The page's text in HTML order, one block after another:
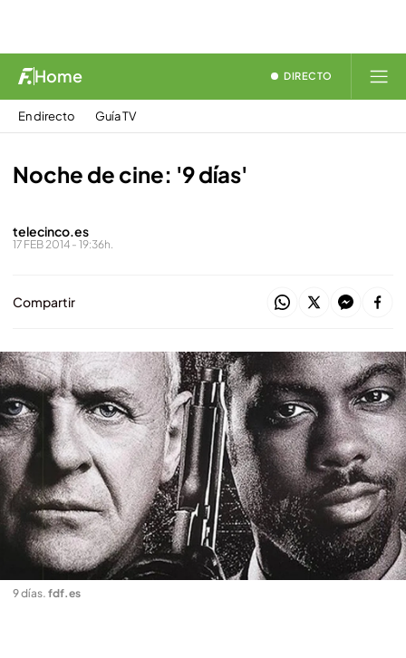
Home DIRECTO
En directo Guía TV
Noche de cine: '9 días'
telecinco.es
17 FEB 2014 - 19:36h.
Compartir
9 días. fdf.es